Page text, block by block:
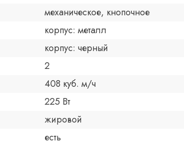
механическое, кнопочное
корпус: металл
корпус: черный
2
408 куб. м/ч
225 Вт
жировой
есть